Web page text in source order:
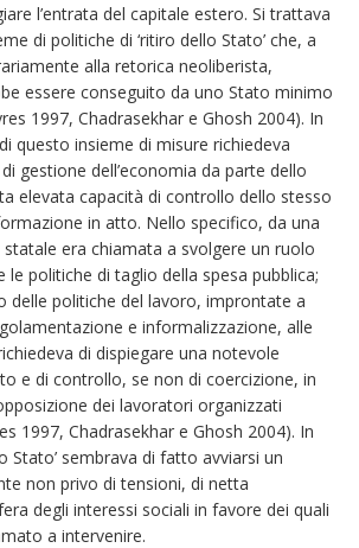
l’entrata del capitale estero. Si trattava
di politiche di ‘ritiro dello Stato’ che, a
alla retorica neoliberista,
essere conseguito da uno Stato minimo
1997, Chadrasekhar e Ghosh 2004). In
questo insieme di misure richiedeva
gestione dell’economia da parte dello
elevata capacità di controllo dello stesso
in atto. Nello specifico, da una
era chiamata a svolgere un ruolo
le politiche di taglio della spesa pubblica;
delle politiche del lavoro, improntate a
e informalizzazione, alle
di dispiegare una notevole
e di controllo, se non di coercizione, in
dei lavoratori organizzati
1997, Chadrasekhar e Ghosh 2004). In
Stato’ sembrava di fatto avviarsi un
non privo di tensioni, di netta
degli interessi sociali in favore dei quali
a intervenire.